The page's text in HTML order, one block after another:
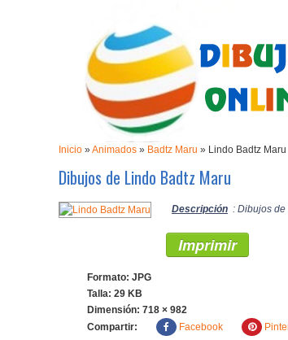
Inicio »Animados » Badtz Maru » Lindo Badtz Maru
Dibujos de Lindo Badtz Maru
Descripción : Dibujos de
Imprimir
Formato: JPG
Talla: 29 KB
Dimensión: 718 × 982
Compartir:
Facebook